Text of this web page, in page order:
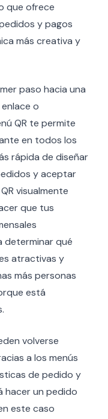
que ofrece
y pagos
más creativa y
paso hacia una
o
QR te permite
en todos los
rápida de diseñar
y aceptar
visualmente
que tus
determinar qué
atractivas y
más personas
está
volverse
a los menús
de pedido y
hacer un pedido
este caso